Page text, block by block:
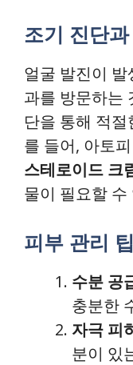
조기 진단
얼굴 발진이
과를 방문하는
단을 통해 적
를 들어, 아토
스테로이드 크
물이 필요할 수
피부 관리 팁
수분 공
충분한
자극 피
분이 있